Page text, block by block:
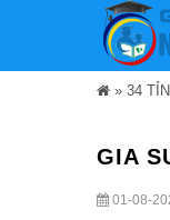
» 34
GIA
01-08-